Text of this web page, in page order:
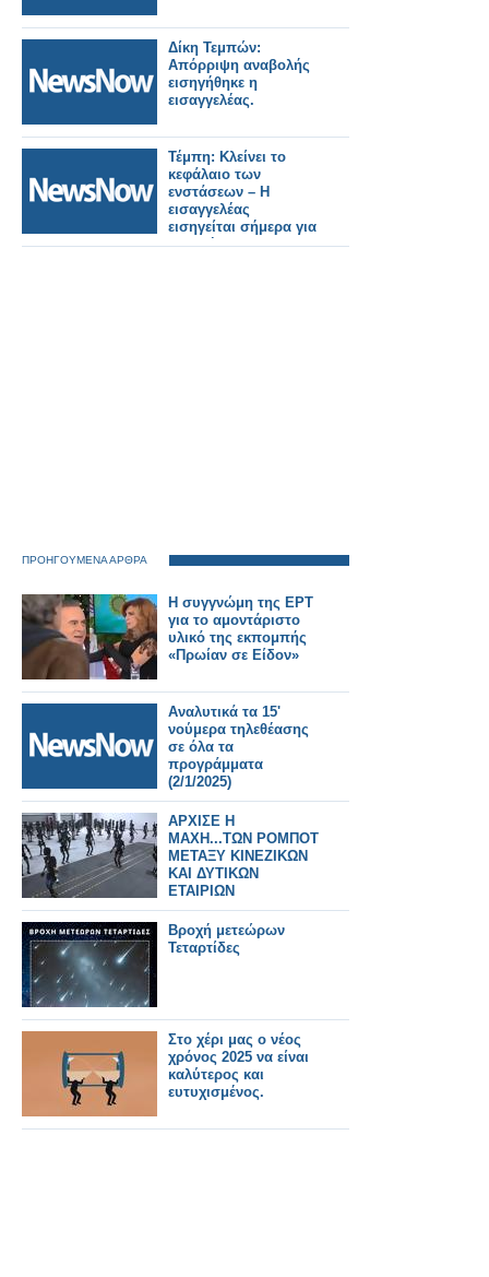
Δίκη Τεμπών:
Απόρριψη αναβολής
εισηγήθηκε η
εισαγγελέας.
Τέμπη: Κλείνει το
κεφάλαιο των
ενστάσεων – Η
εισαγγελέας
εισηγείται σήμερα για
τα αιτήματα
ΠΡΟΗΓΟΥΜΕΝΑ ΑΡΘΡΑ
Η συγγνώμη της ΕΡΤ
για το αμοντάριστο
υλικό της εκπομπής
«Πρωίαν σε Είδον»
Αναλυτικά τα 15'
νούμερα τηλεθέασης
σε όλα τα
προγράμματα
(2/1/2025)
ΑΡΧΙΣΕ Η
ΜΑΧΗ...ΤΩΝ ΡΟΜΠΟΤ
ΜΕΤΑΞΥ ΚΙΝΕΖΙΚΩΝ
ΚΑΙ ΔΥΤΙΚΩΝ
ΕΤΑΙΡΙΩΝ
Βροχή μετεώρων
Τεταρτίδες
Στο χέρι μας ο νέος
χρόνος 2025 να είναι
καλύτερος και
ευτυχισμένος.